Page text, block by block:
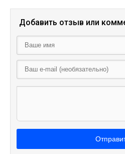
Добавить отзыв или